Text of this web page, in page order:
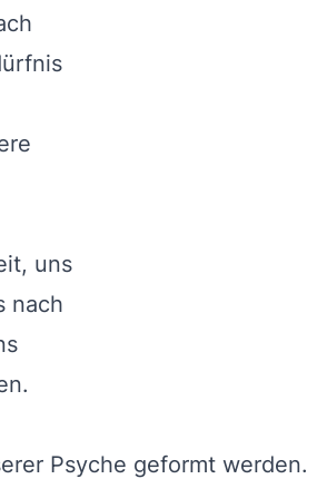
uns
nach
Psyche geformt werden.